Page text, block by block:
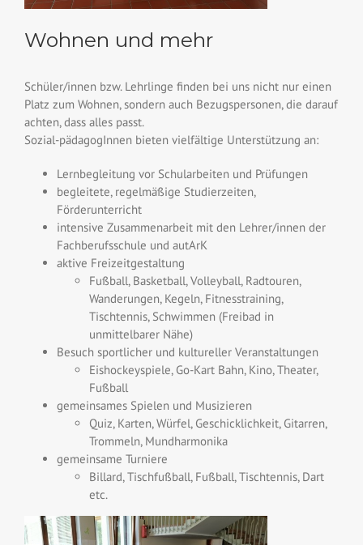
Wohnen und mehr
Schüler/innen bzw. Lehrlinge finden bei uns nicht nur einen
Platz zum Wohnen, sondern auch Bezugspersonen, die darauf
achten, dass alles passt.
Sozial-pädagogInnen bieten vielfältige Unterstützung an:
Lernbegleitung vor Schularbeiten und Prüfungen
begleitete, regelmäßige Studierzeiten,
Förderunterricht
intensive Zusammenarbeit mit den Lehrer/innen der
Fachberufsschule und autArK
aktive Freizeitgestaltung
Fußball, Basketball, Volleyball, Radtouren,
Wanderungen, Kegeln, Fitnesstraining,
Tischtennis, Schwimmen (Freibad in
unmittelbarer Nähe)
Besuch sportlicher und kultureller Veranstaltungen
Eishockeyspiele, Go-Kart Bahn, Kino, Theater,
Fußball
gemeinsames Spielen und Musizieren
Quiz, Karten, Würfel, Geschicklichkeit, Gitarren,
Trommeln, Mundharmonika
gemeinsame Turniere
Billard, Tischfußball, Fußball, Tischtennis, Dart
etc.